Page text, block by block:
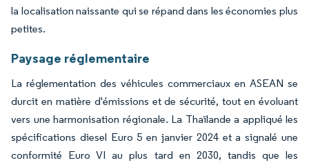
la localisation naissante qui se répand dans les économies plus
petites.
Paysage réglementaire
La réglementation des véhicules commerciaux en ASEAN se
durcit en matière d'émissions et de sécurité, tout en évoluant
vers une harmonisation régionale. La Thaïlande a appliqué les
spécifications diesel Euro 5 en janvier 2024 et a signalé une
conformité Euro VI au plus tard en 2030, tandis que les